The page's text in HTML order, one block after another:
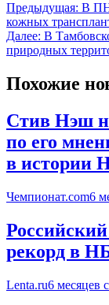
Предыдущая: В
кожных
Далее: В
природных
Похожие
Стив Нэш
по его
в истории
Чемпионат.com6
рекорд в
Lenta.ru6 месяцев